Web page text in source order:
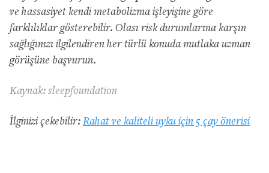
ve hassasiyet kendi metabolizma işleyişine göre
farklılıklar gösterebilir. Olası risk durumlarına karşın
sağlığınızı ilgilendiren her türlü konuda mutlaka uzman
görüşüne başvurun.
Kaynak: sleepfoundation
İlginizi çekebilir: Rahat ve kaliteli uyku için 5 çay önerisi